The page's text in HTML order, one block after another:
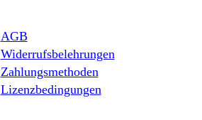
AGB
Widerrufsbelehrungen
Zahlungsmethoden
Lizenzbedingungen